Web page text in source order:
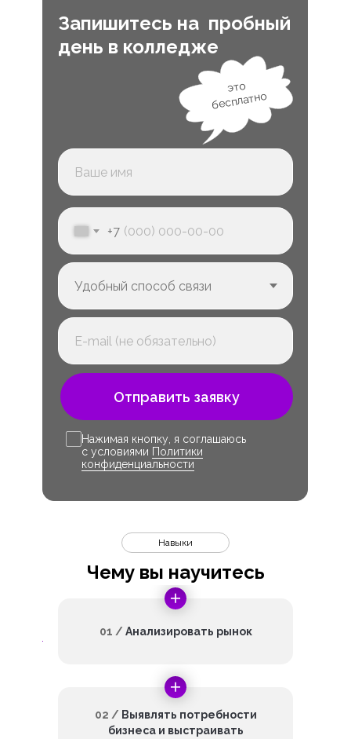
Запишитесь на пробный
день в колледже
+7
Отправить заявку
это
бесплатно
Нажимая кнопку, я соглашаюсь
с условиями Политики
конфиденциальности
Чему вы научитесь
Навыки
01 / Анализировать рынок
02 / Выявлять потребности
бизнеса и выстраивать